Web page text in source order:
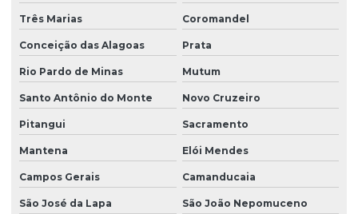
Três Marias Coromandel
Conceição das Alagoas Prata
Rio Pardo de Minas Mutum
Santo Antônio do Monte Novo Cruzeiro
Pitangui Sacramento
Mantena Elói Mendes
Campos Gerais Camanducaia
São José da Lapa São João Nepomuceno